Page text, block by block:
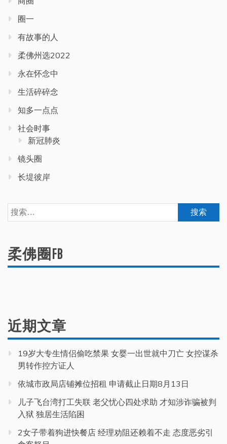
圈一
有故事的人
柔佛州选2022
永在怀念中
生活碎碎念
知多一点点
社会时事
新冠肺炎
镜头圈
长堤彼岸
搜
索：
柔佛圈FB
近期文章
19岁大专生情侣偷吃禁果 女婴一出世就中刀亡 女控谋杀
男转作控方证人
依城市政局店铺摊位招租 申请截止日期8月13日
儿子飞台湾打工失联 老父忧心四处求助 才知涉诈骗被判
入狱 独居生活陷困
2女子带着狗进快餐店 经理劝阻还赖着不走 态度恶劣引